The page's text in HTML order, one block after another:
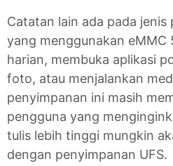
Catatan lain ada pada
yang menggunakan eMMC
harian, membuka aplikasi
foto, atau menjalankan
penyimpanan ini masih
pengguna yang
tulis lebih tinggi mungkin
dengan penyimpanan UFS.